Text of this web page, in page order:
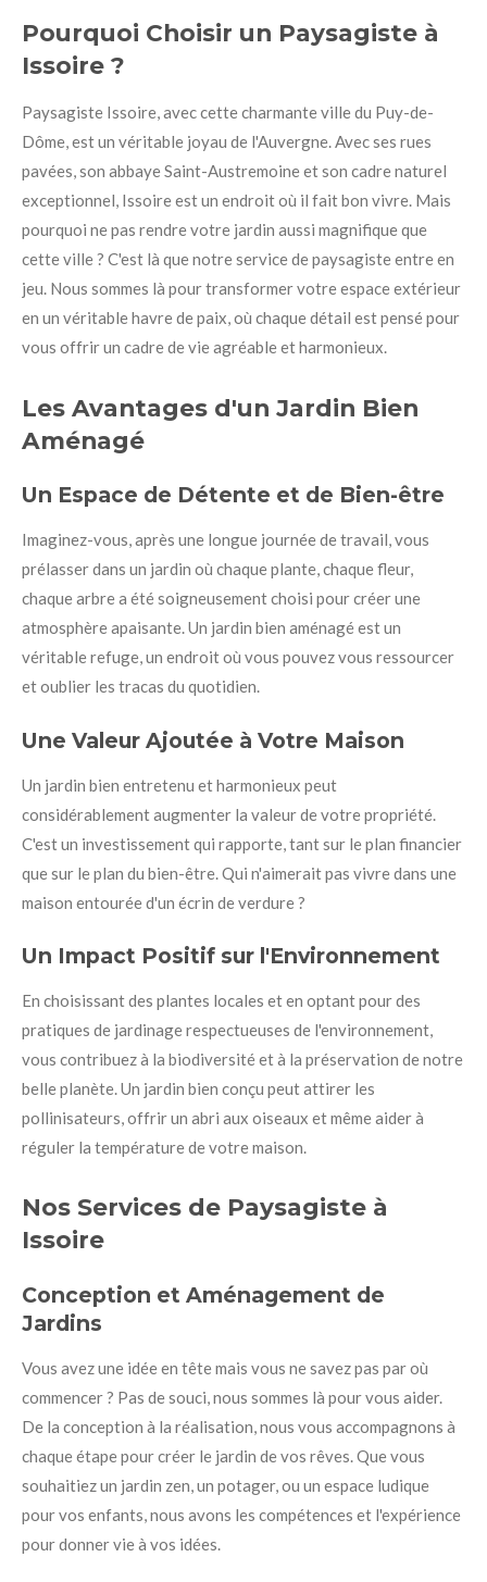
Pourquoi Choisir un Paysagiste à
Issoire ?
Paysagiste Issoire, avec cette charmante ville du Puy-de-
Dôme, est un véritable joyau de l'Auvergne. Avec ses rues
pavées, son abbaye Saint-Austremoine et son cadre naturel
exceptionnel, Issoire est un endroit où il fait bon vivre. Mais
pourquoi ne pas rendre votre jardin aussi magnifique que
cette ville ? C'est là que notre service de paysagiste entre en
jeu. Nous sommes là pour transformer votre espace extérieur
en un véritable havre de paix, où chaque détail est pensé pour
vous offrir un cadre de vie agréable et harmonieux.
Les Avantages d'un Jardin Bien
Aménagé
Un Espace de Détente et de Bien-être
Imaginez-vous, après une longue journée de travail, vous
prélasser dans un jardin où chaque plante, chaque fleur,
chaque arbre a été soigneusement choisi pour créer une
atmosphère apaisante. Un jardin bien aménagé est un
véritable refuge, un endroit où vous pouvez vous ressourcer
et oublier les tracas du quotidien.
Une Valeur Ajoutée à Votre Maison
Un jardin bien entretenu et harmonieux peut
considérablement augmenter la valeur de votre propriété.
C'est un investissement qui rapporte, tant sur le plan financier
que sur le plan du bien-être. Qui n'aimerait pas vivre dans une
maison entourée d'un écrin de verdure ?
Un Impact Positif sur l'Environnement
En choisissant des plantes locales et en optant pour des
pratiques de jardinage respectueuses de l'environnement,
vous contribuez à la biodiversité et à la préservation de notre
belle planète. Un jardin bien conçu peut attirer les
pollinisateurs, offrir un abri aux oiseaux et même aider à
réguler la température de votre maison.
Nos Services de Paysagiste à
Issoire
Conception et Aménagement de
Jardins
Vous avez une idée en tête mais vous ne savez pas par où
commencer ? Pas de souci, nous sommes là pour vous aider.
De la conception à la réalisation, nous vous accompagnons à
chaque étape pour créer le jardin de vos rêves. Que vous
souhaitiez un jardin zen, un potager, ou un espace ludique
pour vos enfants, nous avons les compétences et l'expérience
pour donner vie à vos idées.